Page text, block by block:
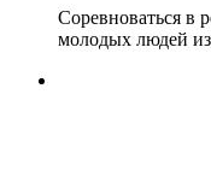
Соревноваться в
молодых людей